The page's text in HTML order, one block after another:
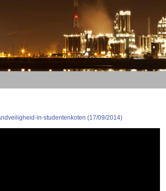
in-studentenkoten (17/09/2014)